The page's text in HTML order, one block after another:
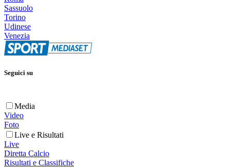
Sassuolo
Torino
Udinese
Venezia
Seguici su
Media
Video
Foto
Live e Risultati
Live
Diretta Calcio
Risultati e Classifiche